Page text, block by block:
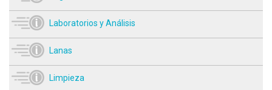
Laboratorios y Análisis
Lanas
Limpieza